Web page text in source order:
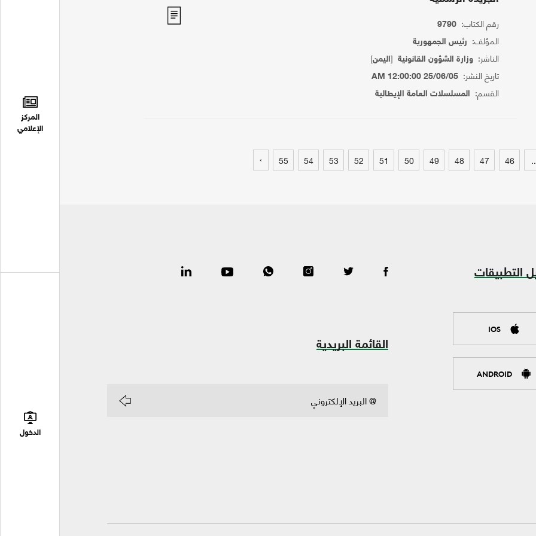
المركز
الإعلامي
الدخول
رقم الكتاب: 9790
المؤلف: رئيس الجمهورية
الناشر: وزارة الشؤون القانونية[اليمن]
تاريخ النشر: 25/06/05 12:00:00 AM
القسم: المسلسلات العامة الإيطالية
46
47
48
49
50
51
52
53
54
55
›
التطبيقات
IOS
ANDROID
القائمة البريدية